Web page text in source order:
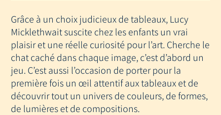
?
Grâce à un choix judicieux de tableaux, Lucy
Micklethwait suscite chez les enfants un vrai
plaisir et une réelle curiosité pour l’art. Cherche le
chat caché dans chaque image, c’est d’abord un
jeu. C’est aussi l’occasion de porter pour la
première fois un œil attentif aux tableaux et de
découvrir tout un univers de couleurs, de formes,
de lumières et de compositions.